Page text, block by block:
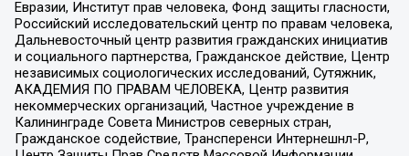
Евразии, Институт прав человека, Фонд защиты гласности,
Российский исследовательский центр по правам человека,
Дальневосточный центр развития гражданских инициатив
и социального партнерства, Гражданское действие, Центр
независимых социологических исследований, Сутяжник,
АКАДЕМИЯ ПО ПРАВАМ ЧЕЛОВЕКА, Центр развития
некоммерческих организаций, Частное учреждение в
Калининграде Совета Министров северных стран,
Гражданское содействие, Трансперенси Интернешнл-Р,